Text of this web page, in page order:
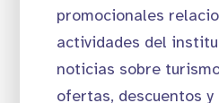
promocionales
actividades del
noticias sobre
ofertas, descuentos y